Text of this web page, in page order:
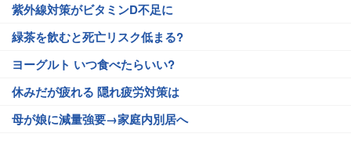
紫外線対策がビタミンD不足に
緑茶を飲むと死亡リスク低まる?
ヨーグルト いつ食べたらいい?
休みだが疲れる 隠れ疲労対策は
母が娘に減量強要→家庭内別居へ